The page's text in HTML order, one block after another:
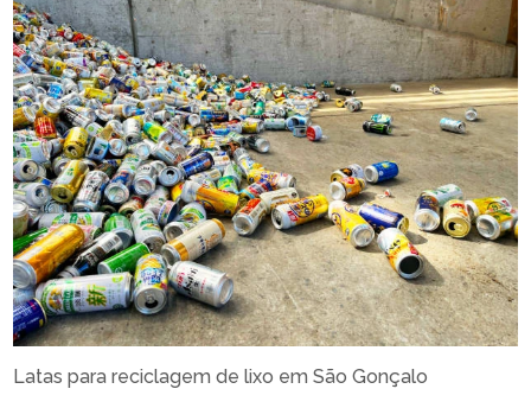
Latas para reciclagem de lixo em São Gonçalo